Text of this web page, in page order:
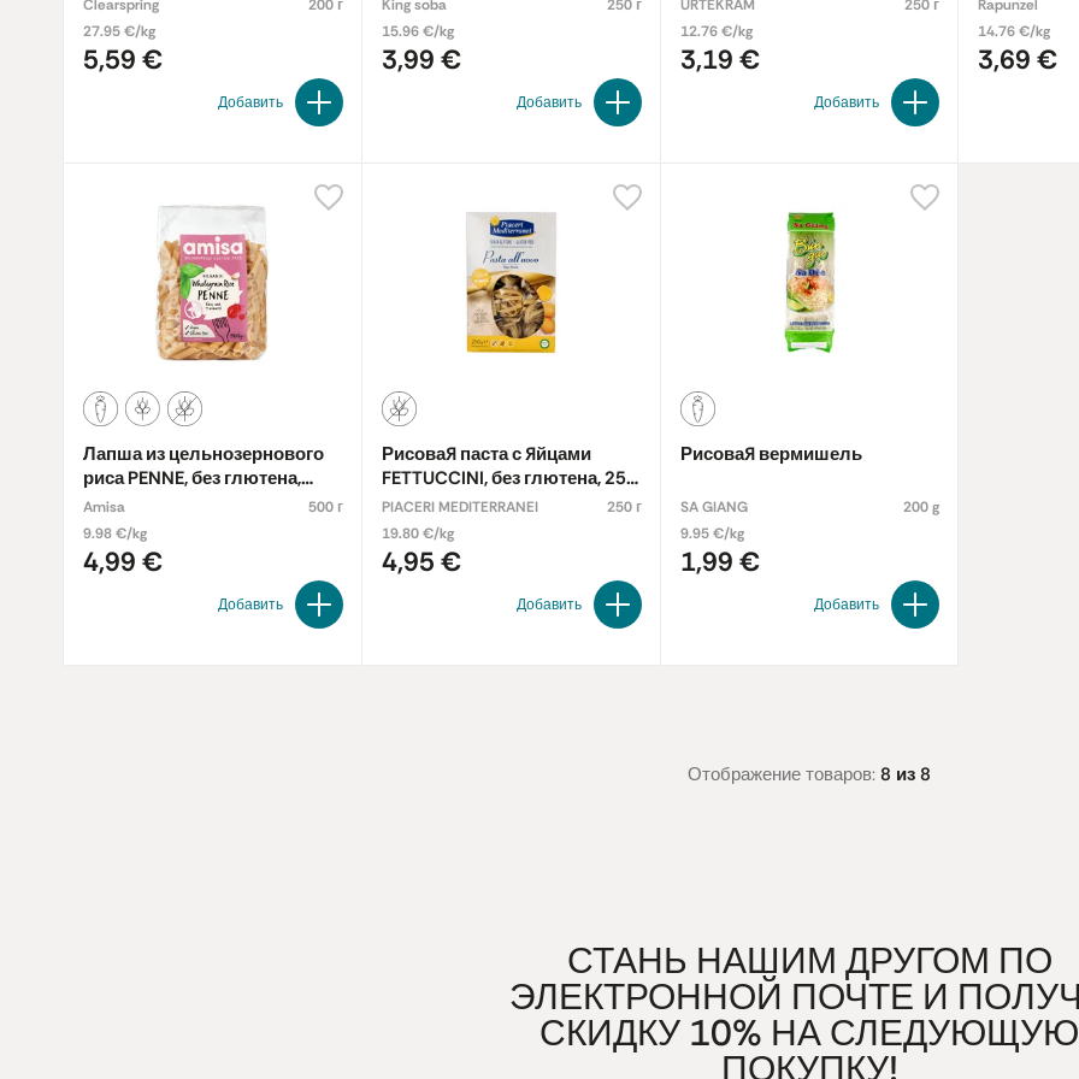
Clearspring
200 г
27.95 €/kg
5,59 €
Добавить
King soba
250 г
15.96 €/kg
3,99 €
Добавить
URTEKRAM
250 г
12.76 €/kg
3,19 €
Добавить
Rapunzel
14.76 €/kg
3,69 €
Лапша из цельнозернового
риса PENNE, без глютена,
органическая
Amisa
500 г
9.98 €/kg
4,99 €
Добавить
Рисовая паста с яйцами
FETTUCCINI, без глютена, 250
g
PIACERI MEDITERRANEI
250 г
19.80 €/kg
4,95 €
Добавить
Рисовая вермишель
SA GIANG
200 g
9.95 €/kg
1,99 €
Добавить
Отображение товаров: 8 из 8
СТАНЬ НАШИМ ДРУГОМ ПО
ЭЛЕКТРОННОЙ ПОЧТЕ И
СКИДКУ 10% НА СЛЕДУЮЩУЮ
ПОКУПКУ!